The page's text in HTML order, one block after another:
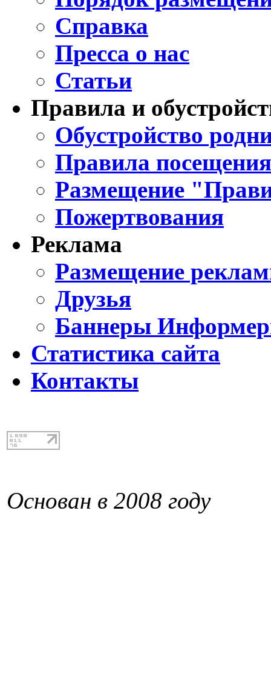
Справка
Пресса о нас
Статьи
Правила и
Обустройство
Правила
Размещение
Пожертвования
Реклама
Размещение
Друзья
Баннеры
Статистика сайта
Контакты
Основан в 2008 году